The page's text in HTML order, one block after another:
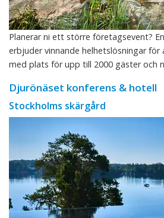
Planerar ni ett större företagsevent?
erbjuder vinnande helhetslösningar för
med plats för upp till 2000 gäster och
Djurönäset konferens & hotell
Stockholms skärgård